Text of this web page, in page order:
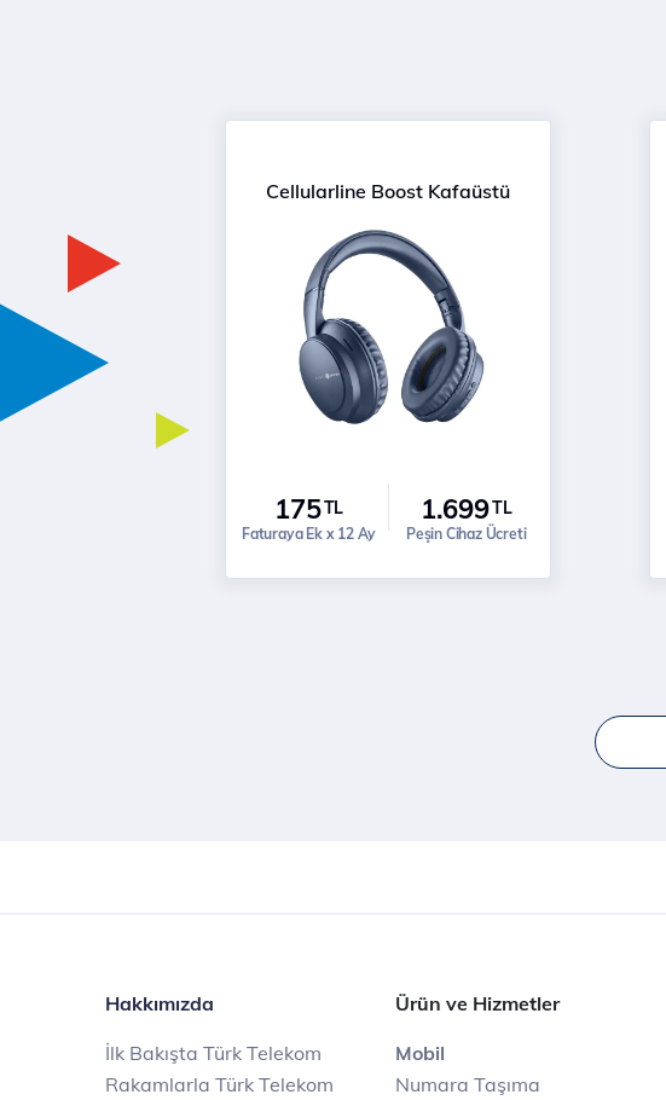
Cellularline Boost Kafaüstü
175TL
Faturaya Ek x 12 Ay
1.699TL
Peşin Cihaz Ücreti
Hakkımızda
İlk Bakışta Türk Telekom
Rakamlarla Türk Telekom
Ürün ve Hizmetler
Mobil
Numara Taşıma